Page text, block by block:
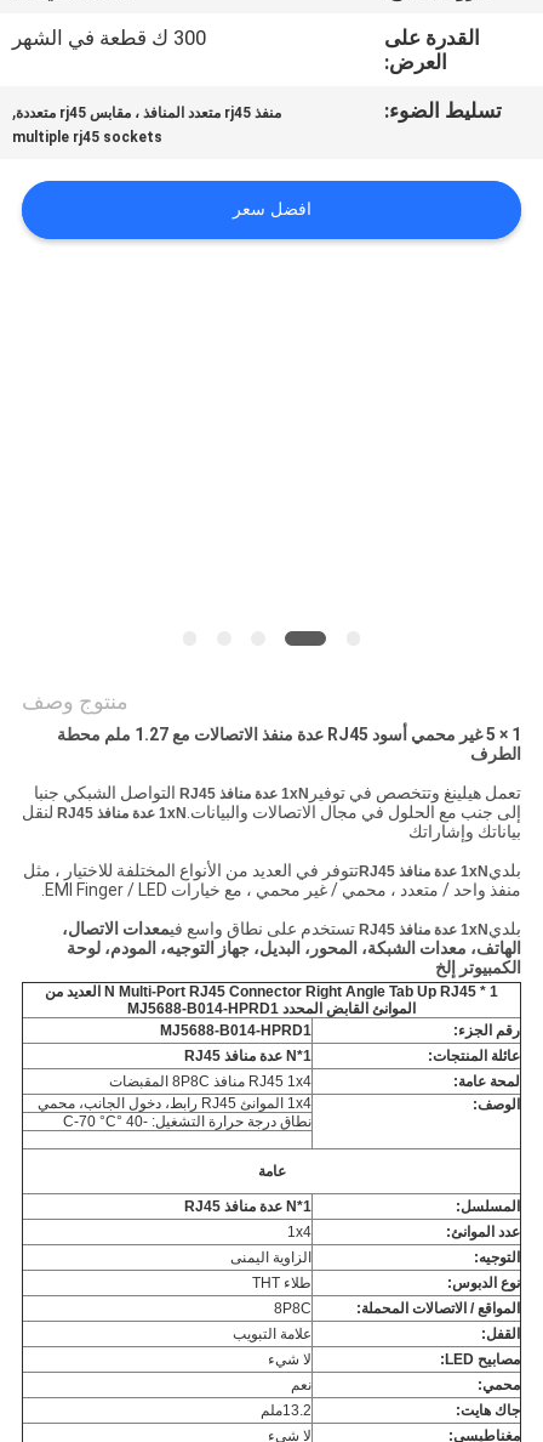
اطلب
خريطة
القدرة على
العرض:
300 ك قطعة في الشهر
تسليط الضوء: منفذ rj45 متعدد المنافذ ، مقابس rj45 متعددة ,
multiple rj45 sockets
افضل سعر
منتوج وصف
1 × 5 غير محمي أسود RJ45 عدة منفذ الاتصالات مع 1.27 ملم محطة
الطرف
تعمل هيلينغ وتتخصص في توفير 1xN عدة منافذ RJ45
التواصل الشبكي جنبا
إلى جنب مع الحلول في مجال الاتصالات والبيانات. 1xN عدة منافذ RJ45
لنقل
بياناتك وإشاراتك
بلدي 1xN عدة منافذ RJ45
تتوفر في العديد من الأنواع المختلفة للاختيار ، مثل
منفذ واحد / متعدد ، محمي / غير محمي ، مع خيارات EMI Finger / LED.
بلدي 1xN عدة منافذ RJ45 تستخدم على نطاق واسع فيمعدات الاتصال،
الهاتف، معدات الشبكة، المحور، البديل، جهاز التوجيه، المودم، لوحة
الكمبيوتر
إلخ
1 * N Multi-Port RJ45 Connector Right Angle Tab Up RJ45 العديد من
الموانئ القابض المحدد MJ5688-B014-HPRD1
رقم الجزء:
MJ5688-B014-HPRD1
عائلة المنتجات:
1*N عدة منافذ RJ45
لمحة عامة:
RJ45 1x4 منافذ 8P8C المقبضات
الوصف:
1x4 الموانئ RJ45 رابط، دخول الجانب، محمي
نطاق درجة حرارة التشغيل: -40 °C-70 °C
عامة
المسلسل:
1*N عدة منافذ RJ45
عدد الموانئ:
1x4
التوجيه:
الزاوية اليمنى
نوع الدبوس:
طلاء THT
المواقع / الاتصالات المحملة:
8P8C
القفل:
علامة التبويب
مصابيح LED:
لا شيء
محمي:
نعم
جاك هايت:
13.2ملم
مغناطيسي:
لا شيء